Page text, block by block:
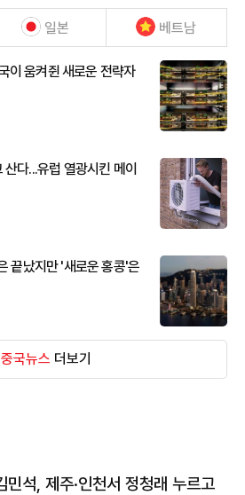
일본 베트남
이 움켜쥔 새로운 전략자
다...유럽 열광시킨 메이
끝났지만 '새로운 홍콩'은
중국뉴스 더보기
민석, 제주·인천서 정청래 누르고